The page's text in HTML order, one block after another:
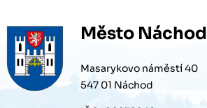
Město Náchod
Masarykovo náměstí 40
547 01 Náchod